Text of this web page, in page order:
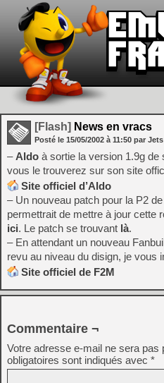
[Flash] News en vracs
Posté le 15/05/2002 à 11:50 par Jets
– Aldo à sortie la version 1.9g de
vous le trouverez sur son site
Site officiel d’Aldo
– Un nouveau patch pour la P2
permettrait de mettre à jour cette
ici. Le patch se trouvant là.
– En attendant un nouveau
revu au niveau du disign, je vous
Site officiel de F2M
Commentaire ¬
Votre adresse e-mail ne sera pas
obligatoires sont indiqués avec *